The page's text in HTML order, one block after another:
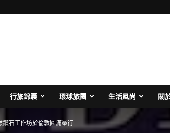
行旅錦囊 環球旅團 生活風尚 關
鑽石工作坊於倫敦圓滿舉行